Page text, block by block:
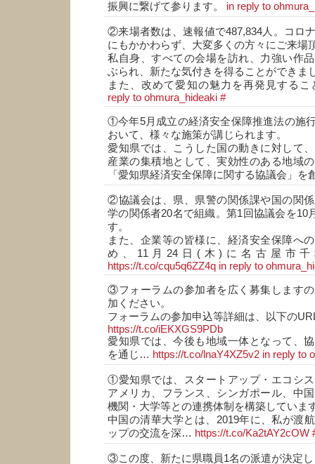
振興に繋げて参ります。 in reply to
②来場者数は、速報値で487,834人。コロ
にもかかわらず、大変多くの方々にご来場
私自身、すべての会場を訪れ、力強い作
ぶられ、新たな気付きを得ることができま
また、改めて愛知の魅力を再発見する
reply to ohmura_hideaki #
①今年5月成立の経済安全保障推進法の施
おいて、様々な施策が講じられます。
愛知県では、こうした国の動きに対して
産業の集積地として、実効性のある地域
「愛知県経済安全保障に関する協議会」を
②協議会は、県、県警の関係課や国の関
学の関係者20名で組織。第1回協議会を10
す。
また、企業等の皆様に、経済安全保障へ
め、11月24日(木)に名古屋市
https://t.co/cqu5q6ZZ4q in reply to
③フォーラムの参加者を広く募集します
加ください。
フォーラムの参加申込等詳細は、以下の
https://t.co/iEKXGS9PDb
愛知県では、今後も地域一体となって、
を通じ… https://t.co/lnaY4XZ5v2 in reply to
①愛知県では、スタートアップ・エコシ
アメリカ、フランス、シンガポール、中
機関・大学等との連携体制を構築していま
中国の清華大学とは、2019年に、私が渡
ップの交流を深… https://t.co/Ka2tAY2cOW
③この度、新たに県職員1名の派遣が決定